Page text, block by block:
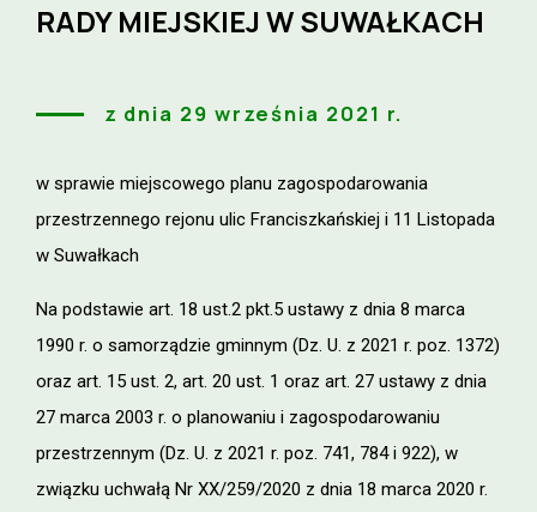
RADY MIEJSKIEJ W SUWAŁKACH
z dnia 29 września 2021 r.
w sprawie miejscowego planu zagospodarowania
przestrzennego rejonu ulic Franciszkańskiej i 11 Listopada
w Suwałkach
Na podstawie art. 18 ust.2 pkt.5 ustawy z dnia 8 marca
1990 r. o samorządzie gminnym (Dz. U. z 2021 r. poz. 1372)
oraz art. 15 ust. 2, art. 20 ust. 1 oraz art. 27 ustawy z dnia
27 marca 2003 r. o planowaniu i zagospodarowaniu
przestrzennym (Dz. U. z 2021 r. poz. 741, 784 i 922), w
związku uchwałą Nr XX/259/2020 z dnia 18 marca 2020 r.